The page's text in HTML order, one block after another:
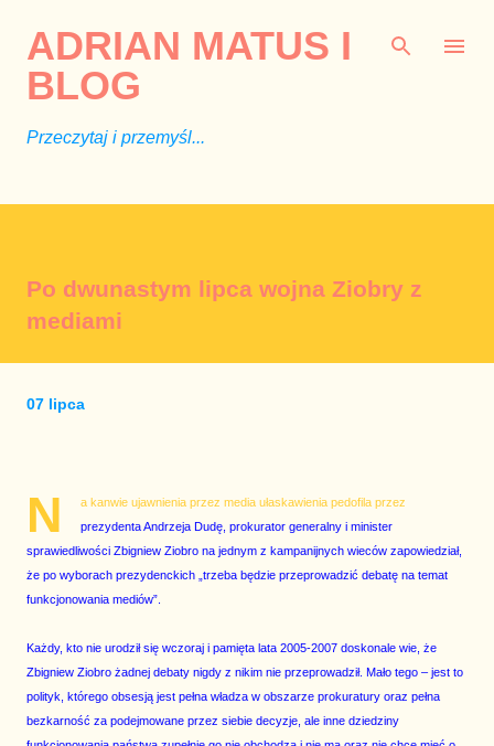
ADRIAN MATUS I
BLOG
Przeczytaj i przemyśl...
Po dwunastym lipca wojna Ziobry z
mediami
07 lipca
N
a kanwie ujawnienia przez media ułaskawienia pedofila przez
prezydenta Andrzeja Dudę, prokurator generalny i minister
sprawiedliwości Zbigniew Ziobro na jednym z kampanijnych wieców zapowiedział,
że po wyborach prezydenckich „trzeba będzie przeprowadzić debatę na temat
funkcjonowania mediów”.
Każdy, kto nie urodził się wczoraj i pamięta lata 2005-2007 doskonale wie, że
Zbigniew Ziobro żadnej debaty nigdy z nikim nie przeprowadził. Mało tego – jest to
polityk, którego obsesją jest pełna władza w obszarze prokuratury oraz pełna
bezkarność za podejmowane przez siebie decyzje, ale inne dziedziny